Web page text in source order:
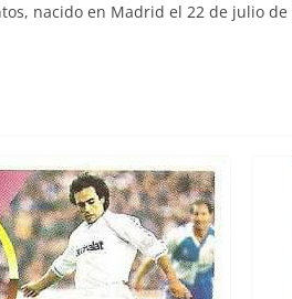
nacido en Madrid el 22 de julio